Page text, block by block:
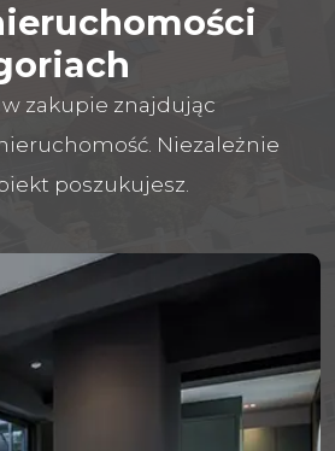
zakupie znajdując
Niezależnie
poszukujesz.